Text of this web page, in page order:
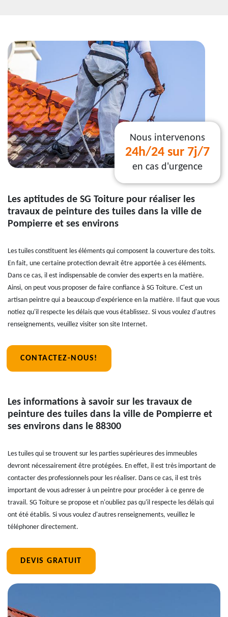
Nous intervenons
24h/24 sur 7j/7
en cas d'urgence
Les aptitudes de SG Toiture pour réaliser les
travaux de peinture des tuiles dans la ville de
Pompierre et ses environs
Les tuiles constituent les éléments qui composent la couverture des toits.
En fait, une certaine protection devrait être apportée à ces éléments.
Dans ce cas, il est indispensable de convier des experts en la matière.
Ainsi, on peut vous proposer de faire confiance à SG Toiture. C'est un
artisan peintre qui a beaucoup d'expérience en la matière. Il faut que vous
notiez qu'il respecte les délais que vous établissez. Si vous voulez d'autres
renseignements, veuillez visiter son site Internet.
CONTACTEZ-NOUS!
Les informations à savoir sur les travaux de
peinture des tuiles dans la ville de Pompierre et
ses environs dans le 88300
Les tuiles qui se trouvent sur les parties supérieures des immeubles
devront nécessairement être protégées. En effet, il est très important de
contacter des professionnels pour les réaliser. Dans ce cas, il est très
important de vous adresser à un peintre pour procéder à ce genre de
travail. SG Toiture se propose et n'oubliez pas qu'il respecte les délais qui
ont été établis. Si vous voulez d'autres renseignements, veuillez le
téléphoner directement.
DEVIS GRATUIT